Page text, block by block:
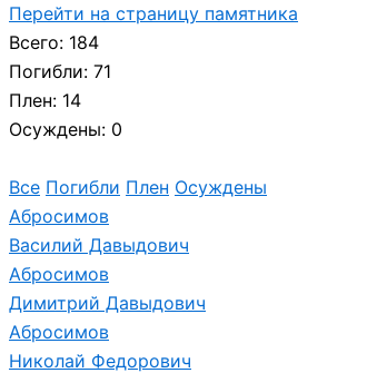
Перейти на страницу памятника
Всего: 184
Погибли: 71
Плен: 14
Осуждены: 0
Все Погибли Плен Осуждены
Абросимов
Василий Давыдович
Абросимов
Димитрий Давыдович
Абросимов
Николай Федорович